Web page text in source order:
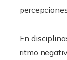
En
ritmo